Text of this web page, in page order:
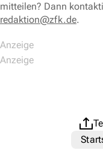
mitteilen? Dann
redaktion@zfk.de.